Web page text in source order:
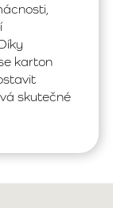
karton
skutečné